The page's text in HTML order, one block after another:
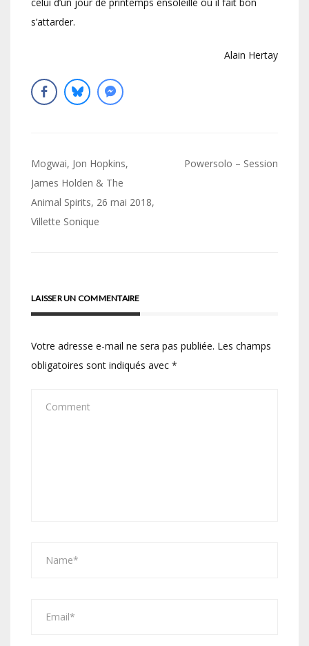
s’attarder.
Alain Hertay
Navigation
de
l’article
Mogwai, Jon Hopkins,
James Holden & The
Animal Spirits, 26 mai 2018,
Villette Sonique
Powersolo – Session
LAISSER UN COMMENTAIRE
Votre adresse e-mail ne sera pas publiée. Les champs
obligatoires sont indiqués avec *